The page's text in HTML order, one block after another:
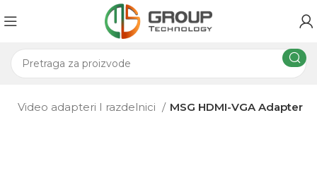
Video adapteri I razdelnici MSG HDMI-VGA Adapter